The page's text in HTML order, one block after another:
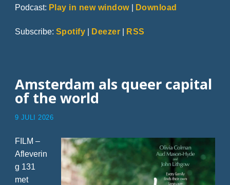
Podcast: Play in new window| Download
Subscribe: Spotify | Deezer | RSS
Amsterdam als queer capital
of the world
9 JULI 2026
FILM –
Afleverin
g 131
met